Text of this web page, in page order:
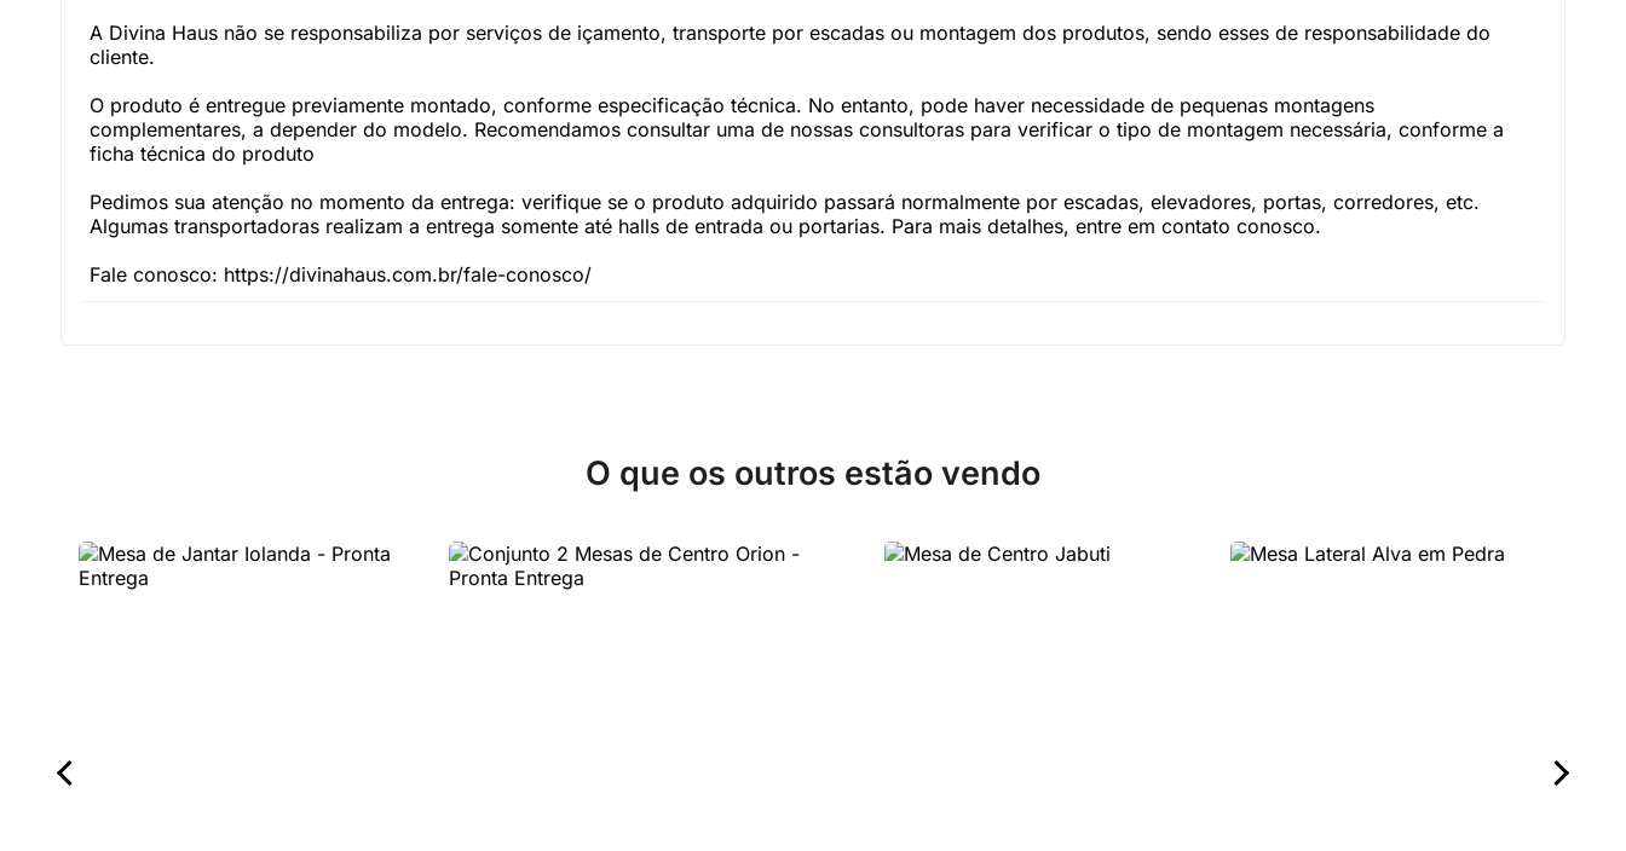
A Divina Haus não se responsabiliza por serviços de içamento, transporte por escadas ou montagem dos produtos, sendo esses de responsabilidade do
cliente.
O produto é entregue previamente montado, conforme especificação técnica. No entanto, pode haver necessidade de pequenas montagens
complementares, a depender do modelo. Recomendamos consultar uma de nossas consultoras para verificar o tipo de montagem necessária, conforme a
ficha técnica do produto
Pedimos sua atenção no momento da entrega: verifique se o produto adquirido passará normalmente por escadas, elevadores, portas, corredores, etc.
Algumas transportadoras realizam a entrega somente até halls de entrada ou portarias. Para mais detalhes, entre em contato conosco.
Fale conosco: https://divinahaus.com.br/fale-conosco/
O que os outros estão vendo